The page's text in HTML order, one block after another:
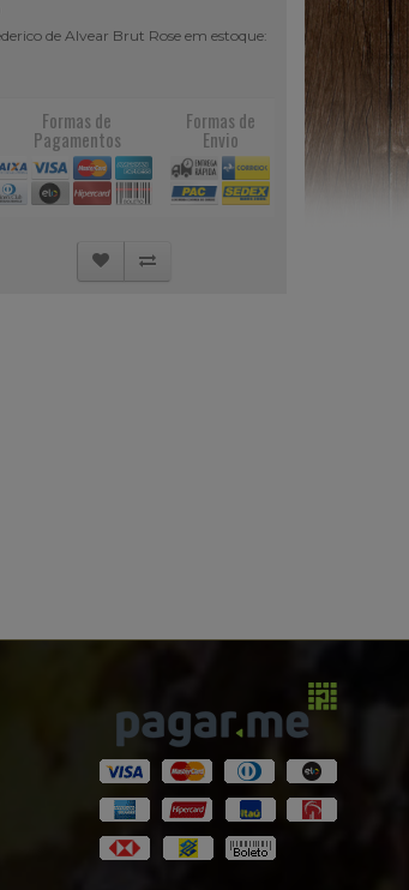
de Alvear Brut Rose em estoque:
Formas de
Pagamentos
Formas de
Envio